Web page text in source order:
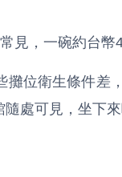
常見，一碗約台
位衛生條件差
處可見，坐下